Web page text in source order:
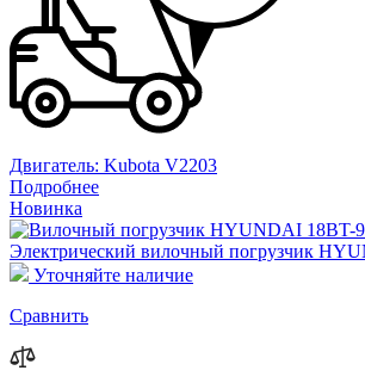
Двигатель: Kubota V2203
Подробнее
Новинка
Электрический вилочный погрузчик
Уточняйте наличие
Сравнить